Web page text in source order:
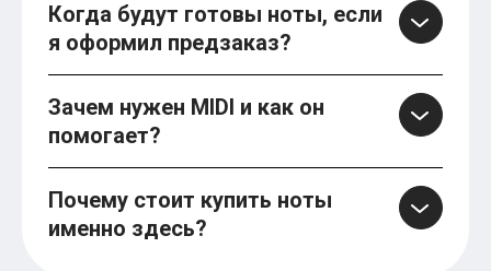
Когда будут готовы ноты, если
я оформил предзаказ?
Зачем нужен MIDI и как он
помогает?
Почему стоит купить ноты
именно здесь?